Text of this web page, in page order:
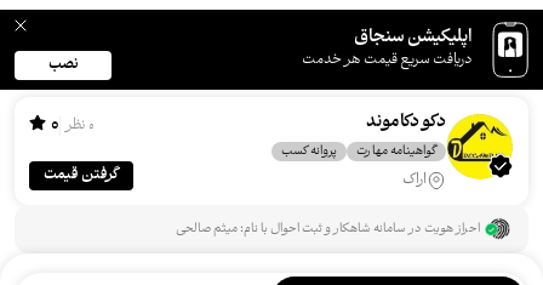
اپلیکیشن سنجاق
دریافت سریع قیمت هر خدمت نصب
دکو دکاموند
گواهینامه مهارت پروانه کسب
اراک
0 نظر 0
گرفتن قیمت
احراز هویت در سامانه شاهکار و ثبت احوال با نام: میثم صالحی